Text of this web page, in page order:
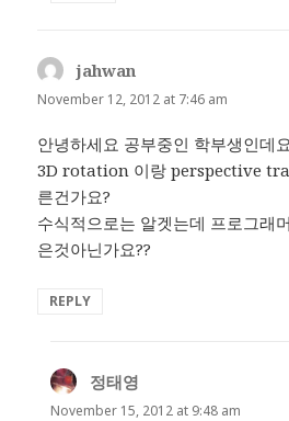
jahwan
November 12, 2012 at 7:46 am
안녕하세요 공부중인 학부생인데요
3D rotation 이랑 perspective
른건가요?
수식적으로는 알겟는데 프로그래
은것아닌가요??
REPLY
정태영
November 15, 2012 at 9:48 am